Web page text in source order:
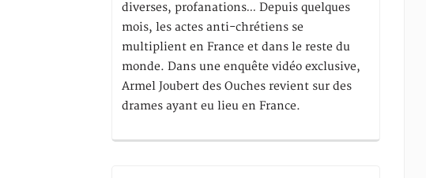
diverses, profanations… Depuis quelques
mois, les actes anti-chrétiens se
multiplient en France et dans le reste du
monde. Dans une enquête vidéo exclusive,
Armel Joubert des Ouches revient sur des
drames ayant eu lieu en France.